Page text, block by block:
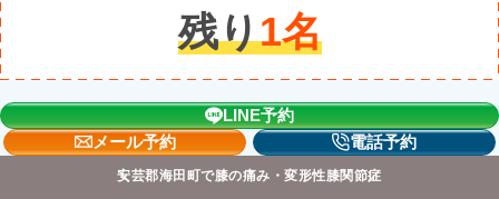
残り1名
LINE予約
メール予約
電話予約
安芸郡海田町で膝の痛み・変形性膝関節症